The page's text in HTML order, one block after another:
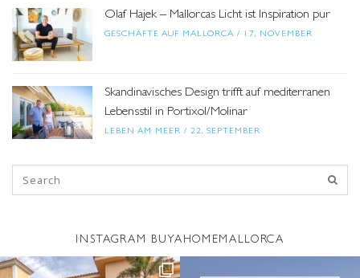
Olaf Hajek – Mallorcas Licht ist Inspiration pur
GESCHÄFTE AUF MALLORCA / 17, NOVEMBER
Skandinavisches Design trifft auf mediterranen
Lebensstil in Portixol/Molinar
LEBEN AM MEER / 22, SEPTEMBER
INSTAGRAM BUYAHOMEMALLORCA